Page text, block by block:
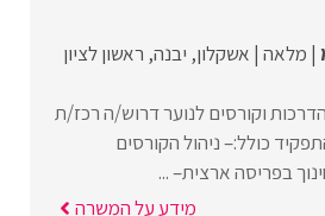
מלאה אשקלון יבנה ראשון לציון
וקורסים לנוער דרוש/ה רכז/ת
כולל:– ניהול הקורסים
בפריסה ארצית– ...
מידע על המשרה